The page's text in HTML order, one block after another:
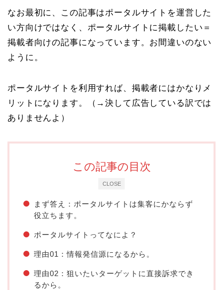
なお最初に、この記事はポータルサイトを運営した
い方向けではなく、 ポータルサイトに掲載したい＝
掲載者向けの記事になっています。お間違いのない
ように。
ポータルサイトを利用すれば、掲載者にはかなりメ
リットになります。（→決して広告している訳では
ありませんよ）
CLOSE
この記事の目次
まず答え：ポータルサイトは集客にかならず
役立ちます。
ポータルサイトってなによ？
理由01：情報発信源になるから。
理由02：狙いたいターゲットに直接訴求でき
るから。